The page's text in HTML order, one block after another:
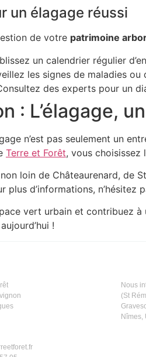
un élagage réussi
de votre patrimoine
un calendrier régulier
les signes de maladies ou
des experts pour un
: L’élagage,
n’est pas seulement un
Terre et Forêt, vous choisissez
loin de Châteaurenard, de
plus d’informations, n’hésitez
vert urbain et contribuez
!
Nous
(St
Nîmes,